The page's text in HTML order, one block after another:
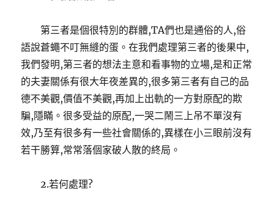
第三者是個很特別的群體,TA們也是通俗的人,俗
語說蒼蠅不叮無縫的蛋。在我們處理第三者的後果中,
我們發明,第三者的想法主意和看事物的立場,是和正常
的夫妻關係有很大年夜差異的,很多第三者有自己的品
德不美觀,價值不美觀,再加上出軌的一方對原配的欺
騙,隱瞞。很多受益的原配,一哭二鬧三上吊不單沒有
效,乃至有很多有一些社會關係的,異樣在小三眼前沒有
若干勝算,常常落個家破人散的終局。
2.若何處理?